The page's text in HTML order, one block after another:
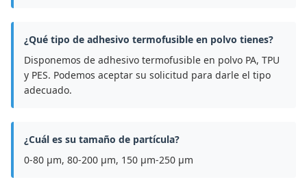
¿Qué tipo de adhesivo termofusible en polvo tienes?
Disponemos de adhesivo termofusible en polvo PA, TPU
y PES. Podemos aceptar su solicitud para darle el tipo
adecuado.
¿Cuál es su tamaño de partícula?
0-80 μm, 80-200 μm, 150 μm-250 μm